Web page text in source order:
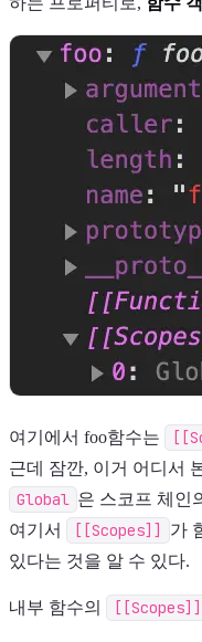
여기에서 foo함수는
근데 잠깐, 이거 어디서
Global 은 스코프 체인
여기서
[[Scopes]]
가
있다는 것을 알 수 있다.
내부 함수의 [[Scopes]]